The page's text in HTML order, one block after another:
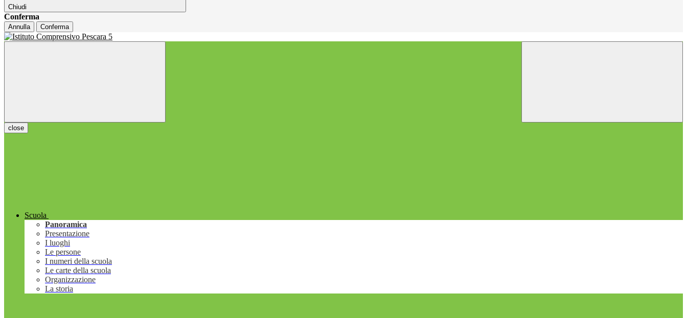
Chiudi
Conferma
Annulla Conferma
close
Scuola
Panoramica
Presentazione
I luoghi
Le persone
I numeri della scuola
Le carte della scuola
Organizzazione
La storia